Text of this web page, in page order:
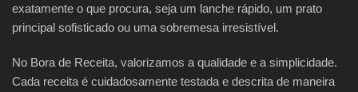
exatamente o que procura, seja um lanche rápido, um prato
principal sofisticado ou uma sobremesa irresistível.
No Bora de Receita, valorizamos a qualidade e a simplicidade.
Cada receita é cuidadosamente testada e descrita de maneira